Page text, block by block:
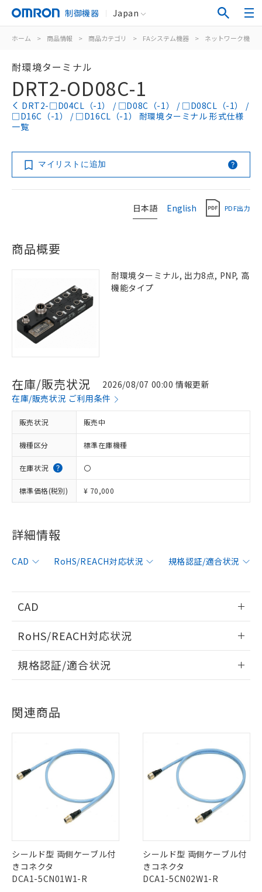
制御機器 Japan
ホーム > 商品情報 > 商品カテゴリ > FAシステム機器 > ネットワーク機器
耐環境ターミナル
DRT2-OD08C-1
DRT2-□D04CL（-1） / □D08C（-1） / □D08CL（-1） /
□D16C（-1） / □D16CL（-1） 耐環境ターミナル 形式仕様
一覧
マイリストに追加
日本語 English PDF出力
商品概要
耐環境ターミナル, 出力8点, PNP, 高
機能タイプ
在庫/販売状況
2026/08/07 00:00 情報更新
在庫/販売状況 ご利用条件
販売状況 販売中
機種区分 標準在庫機種
在庫状況 〇
標準価格(税別) ¥ 70,000
詳細情報
CAD RoHS/REACH対応状況 規格認証/適合状況
CAD
ログイン/会員登録いただくと、CADデータをダウンロー
ドすることができます。
ダウンロードデータをご利用いただく前に、以下を必ずお読
みください。
ソフトウェアの使用条件
RoHS/REACH対応状況
EU RoHS 注意事項・凡例
対応状況 ※1
中国 RoHS 注意事項・凡例
※1 ※2
X O
規格認証/適合状況
Yes
LR型式承認
（イギリス
船舶規格）
DNV型式承認
（ノルウェー
船舶規格）
BV型式承認
（フランス
船舶規格）
KR型式
（韓国
船舶規格
No No
その他の認証はこちらのページからご検索ください
関連商品
シールド型 両側ケーブル付
きコネクタ
DCA1-5CN01W1-R
シールド型 両側ケーブル付
きコネクタ
DCA1-5CN02W1-R
ご利用条件
以下の条件をお読みいただき、同意のうえ
ご利用ください。
商品の当社在庫状況および標準価格
(税抜)を提供させていただくもので
当社制御機器事業取扱商品の中には、
本サービスの対象外となる商品もある
ことをご了承ください。
記載している更新日時点での社内デー
タに基づき作成されるものであり、閲
覧された時点での実際の在庫および標
準価格とは異なる場合があることをご
非含有に対応した製品が提供可能な商品で
す。
対応予定：EU RoHS指令（10物質）の非含
有に対応した製品に切り替える予定のある
非含有に非対応の商品で、対応品を出す予
調査・確認中：EU RoHS指令（10物質）の
非含有の対応状況を調査中または確認中の
商品です。
非該当品：ライセンス料など無形物で、有
害物質有無と関係のない商品です。
仕入先様の事情により、非含有部品として
いたものが、含有品と判明した場合などや
むを得ず変更することがあります。
鉛(Pb) 1000ppm以下、 水銀(Hg) 1000ppm以下、 カド
ミウム(Cd) 100ppm以下、
六価クロム(Cr(Ⅵ)) 1000ppm以下、ポリ臭化ビフェニル
類(PBB) 1000ppm以下、ポリ臭化ジフェニルエーテル類
※1 中国RoHS○×表
「○」：最大均質材料含有率が中国RoHSの
基準値以下であることを示します。
「×」：最大均質材料含有率が中国RoHSの
基準値を超えていることを示します。
「－」：未確認です。当社販売部門へお問
*中国RoHS10物質の基準値 (GB/T26572)：
Pb(鉛) :1000ppm、 Hg(水銀) : 1000ppm、 Cd(カドミウ
ム) : 100ppm、
Cr(Ⅵ)(六価クロム) : 1000ppm、 PBBs(ポリ臭化ビフェ
当社は、これら貴社製品のうち、外国
為替および外国貿易法に定める商品
または国外への提供する場合は、日本
国政府の輸出許可(または役務取引許
可)を取得するなどの必要な手続きを
記
説明